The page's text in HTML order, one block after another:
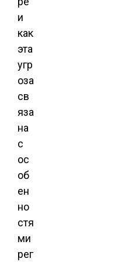
и
как
эта
угр
оза
св
яза
на
с
ос
об
ен
но
стя
ми
рег